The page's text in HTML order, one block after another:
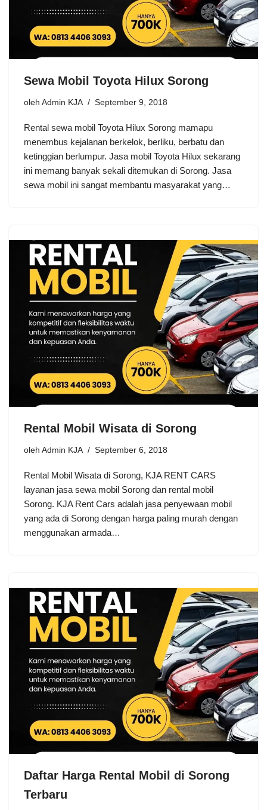
Sewa Mobil Toyota Hilux Sorong
oleh Admin KJA September 9, 2018
Rental sewa mobil Toyota Hilux Sorong mamapu
menembus kejalanan berkelok, berliku, berbatu dan
ketinggian berlumpur. Jasa mobil Toyota Hilux sekarang
ini memang banyak sekali ditemukan di Sorong. Jasa
sewa mobil ini sangat membantu masyarakat yang…
Rental Mobil Wisata di Sorong
oleh Admin KJA September 6, 2018
Rental Mobil Wisata di Sorong, KJA RENT CARS
layanan jasa sewa mobil Sorong dan rental mobil
Sorong. KJA Rent Cars adalah jasa penyewaan mobil
yang ada di Sorong dengan harga paling murah dengan
menggunakan armada…
Daftar Harga Rental Mobil di Sorong
Terbaru